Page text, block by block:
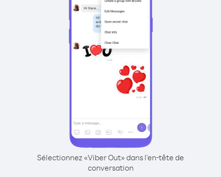
Sélectionnez «Viber Out» dans l'en-tête de
conversation